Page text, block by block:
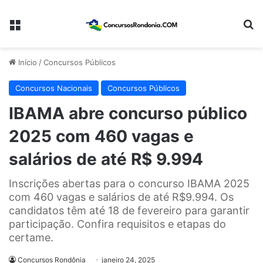
Menu
Início /Concursos Públicos
Concursos Nacionais Concursos Públicos
IBAMA abre concurso público
2025 com 460 vagas e
salários de até R$ 9.994
Inscrições abertas para o concurso IBAMA 2025
com 460 vagas e salários de até R$9.994. Os
candidatos têm até 18 de fevereiro para garantir
participação. Confira requisitos e etapas do
certame.
Concursos Rondônia janeiro 24, 2025